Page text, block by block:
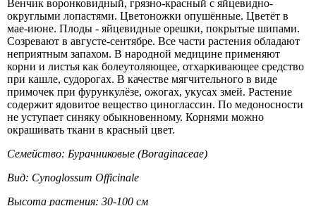
Венчик воронковидный, грязно-красный с яйцевидно-
округлыми лопастями. Цветоножки опушённые. Цветёт в
мае-июне. Плоды - яйцевидные орешки, покрытые шипами.
Созревают в августе-сентябре. Все части растения обладают
неприятным запахом. В народной медицине применяют
корни и листья как болеутоляющее, отхаркивающее средство
при кашле, судорогах. В качестве мягчительного в виде
примочек при фурункулёзе, ожогах, укусах змей. Растение
содержит ядовитое вещество циноглассин. По медоносности
не уступает синяку обыкновенному. Корнями можно
окрашивать ткани в красный цвет.
Семейство: Бурачниковые (Boraginaceae)
Вид: Cynoglossum Officinale
Высота растения: 30-100 см